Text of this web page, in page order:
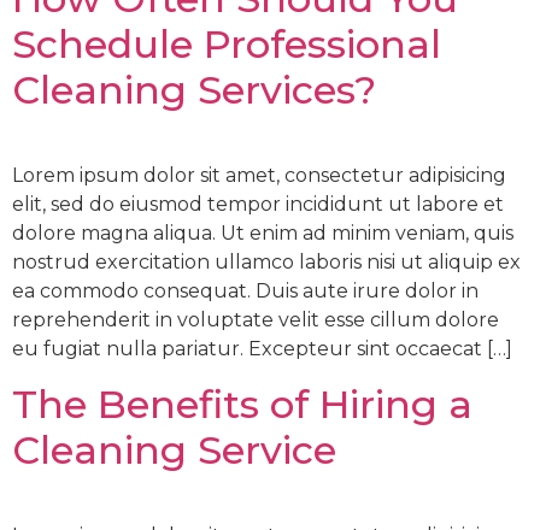
Schedule Professional
Cleaning Services?
Lorem ipsum dolor sit amet, consectetur adipisicing
elit, sed do eiusmod tempor incididunt ut labore et
dolore magna aliqua. Ut enim ad minim veniam, quis
nostrud exercitation ullamco laboris nisi ut aliquip ex
ea commodo consequat. Duis aute irure dolor in
reprehenderit in voluptate velit esse cillum dolore
eu fugiat nulla pariatur. Excepteur sint occaecat […]
The Benefits of Hiring a
Cleaning Service